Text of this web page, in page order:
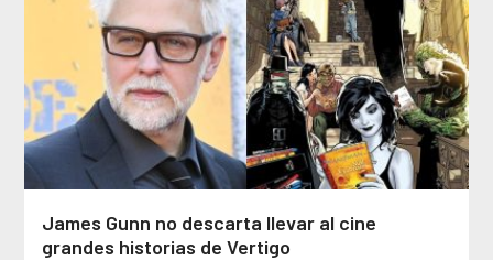
James Gunn no descarta llevar al cine
grandes historias de Vertigo